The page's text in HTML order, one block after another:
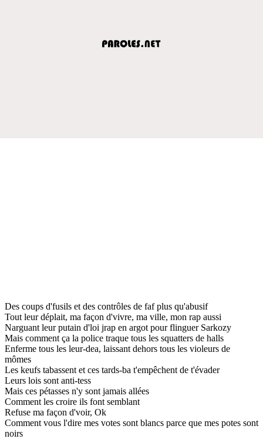
Des coups d'fusils et des contrôles de faf plus qu'abusif
Tout leur déplait, ma façon d'vivre, ma ville, mon rap aussi
Narguant leur putain d'loi jrap en argot pour flinguer Sarkozy
Mais comment ça la police traque tous les squatters de halls
Enferme tous les leur-dea, laissant dehors tous les violeurs de
mômes
Les keufs tabassent et ces tards-ba t'empêchent de t'évader
Leurs lois sont anti-tess
Mais ces pétasses n'y sont jamais allées
Comment les croire ils font semblant
Refuse ma façon d'voir, Ok
Comment vous l'dire mes votes sont blancs parce que mes potes sont
noirs